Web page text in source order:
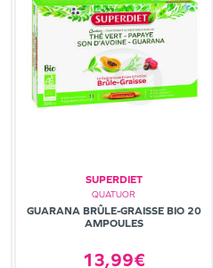
SUPERDIET
QUATUOR
GUARANA BRÛLE-GRAISSE BIO 20
AMPOULES
13,99€